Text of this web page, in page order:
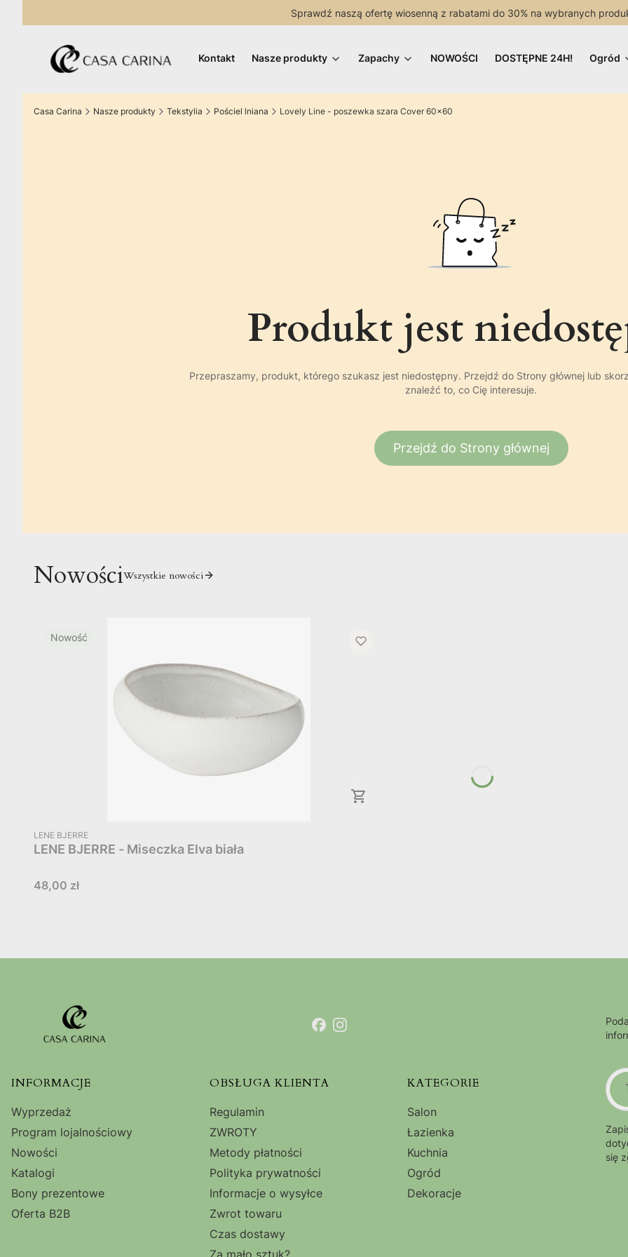
Sprawdź naszą ofertę wiosenną z rabatami do 30% na wybranych
Kontakt Nasze produkty Zapachy NOWOŚCI DOSTĘPNE 24H! Ogród
Casa Carina Nasze produkty Tekstylia Pościel lniana Lovely Line - poszewka szara Cover 60x60
Produkt jest
Przepraszamy, produkt, którego szukasz jest niedostępny. Przejdź do Strony głównej lub
znaleźć to, co Cię interesuje.
Przejdź do Strony głównej
NowościWszystkie nowości
Nowość
PRODUCENT
LENE BJERRE
LENE BJERRE - Miseczka Elva biała
Cena
48,00 zł
Linki w stopce
INFORMACJE
Wyprzedaż
Program lojalnościowy
Nowości
Katalogi
Bony prezentowe
Oferta B2B
OBSŁUGA KLIENTA
Regulamin
ZWROTY
Metody płatności
Polityka prywatności
Informacje o wysyłce
Zwrot towaru
Czas dostawy
Za mało sztuk?
KATEGORIE
Salon
Łazienka
Kuchnia
Ogród
Dekoracje
się